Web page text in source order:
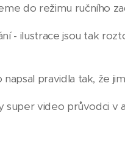
do režimu ručního
- ilustrace jsou tak
pravidla tak, že
super video průvodci v